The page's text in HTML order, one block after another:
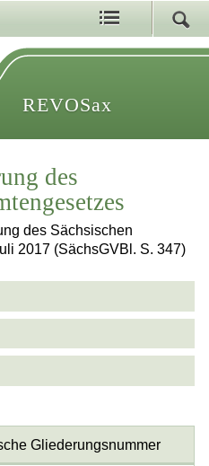
REVOSax
des
des Sächsischen
2017 (SächsGVBl. S. 347)
Gliederungsnummer